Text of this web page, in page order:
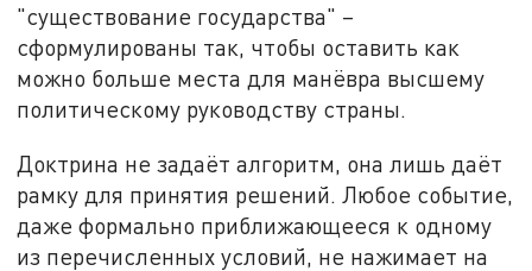
"существование государства" –
сформулированы так, чтобы оставить как
можно больше места для манёвра высшему
политическому руководству страны.
Доктрина не задаёт алгоритм, она лишь даёт
рамку для принятия решений. Любое событие,
даже формально приближающееся к одному
из перечисленных условий, не нажимает на